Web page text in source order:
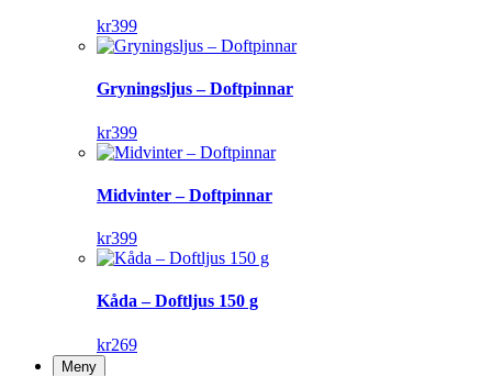
kr399
Gryningsljus – Doftpinnar
kr399
Midvinter – Doftpinnar
kr399
Kåda – Doftljus 150 g
kr269
Meny